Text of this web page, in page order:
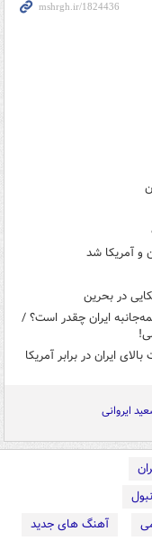
و آمریکا شد
در بحرین
ایران چقدر است؟ /
ایران در برابر آمریکا
ایروانی
آهنگ های جدید